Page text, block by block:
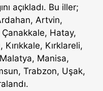
açıkladı. Bu iller;
Artvin,
Çanakkale, Hatay,
Kırklareli,
Manisa,
Trabzon, Uşak,